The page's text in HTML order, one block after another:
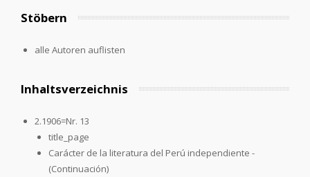
Stöbern
alle Autoren auflisten
Inhaltsverzeichnis
2.1906=Nr. 13
title_page
Carácter de la literatura del Perú independiente -
(Continuación)